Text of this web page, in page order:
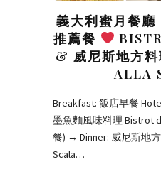
義大利蜜月餐
推薦餐
& 威尼斯地方
ALLA
Breakfast: 飯店早餐
墨魚麵風味料理 Bistrot
餐) → Dinner: 威尼斯地
Scala…